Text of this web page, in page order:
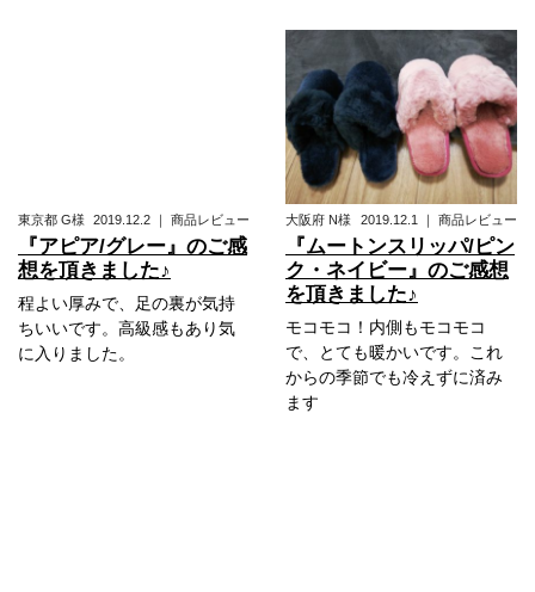
東京都 G様 2019.12.2 ｜ 商品レビュー
『アピア/グレー』のご感
想を頂きました♪
程よい厚みで、足の裏が気持
ちいいです。高級感もあり気
に入りました。
大阪府 N様 2019.12.1 ｜ 商品レビュー
『ムートンスリッパ/ピン
ク・ネイビー』のご感想
を頂きました♪
モコモコ！内側もモコモコ
で、とても暖かいです。これ
からの季節でも冷えずに済み
ます